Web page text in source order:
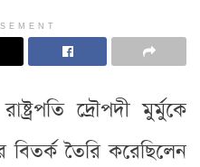
দ্রৌপদী মুর্মুকে
তৈরি করেছিলেন